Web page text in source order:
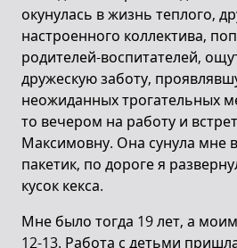
окунулась в жизнь теплого,
настроенного коллектива,
родителей-воспитателей,
дружескую заботу,
неожиданных трогательных
то вечером на работу и
Максимовну. Она сунула мне
пакетик, по дороге я
кусок кекса.
Мне было тогда 19 лет, а
12-13. Работа с детьми